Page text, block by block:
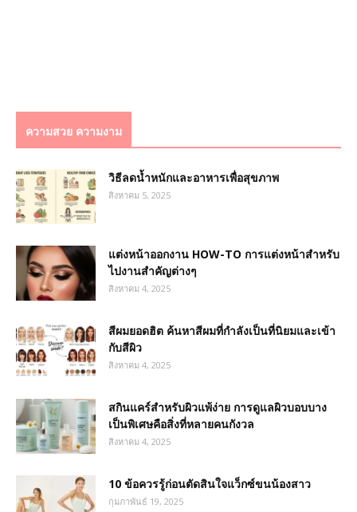
ความสวย ความงาม
วิธีลดน้ำหนักและอาหารเพื่อสุขภาพ
สิงหาคม 5, 2025
แต่งหน้าออกงาน HOW-TO การแต่งหน้าสำหรับ
ไปงานสำคัญต่างๆ
สิงหาคม 4, 2025
สีผมยอดฮิต ค้นหาสีผมที่กำลังเป็นที่นิยมและเข้า
กับสีผิว
สิงหาคม 4, 2025
สกินแคร์สำหรับผิวแพ้ง่าย การดูแลผิวบอบบาง
เป็นพิเศษคือสิ่งที่หลายคนกังวล
สิงหาคม 4, 2025
10 ข้อควรรู้ก่อนตัดสินใจแว็กซ์ขนน้องสาว
กุมภาพันธ์ 19, 2025